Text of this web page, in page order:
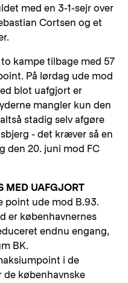
med en 3-1-sejr over
Cortsen og et
kampe tilbage med 57
På lørdag ude mod
blot uafgjort er
mangler kun den
stadig selv afgøre
- det kræver så en
den 20. juni mod FC
MED UAFGJORT
point ude mod B.93.
er københavnernes
endnu engang,
BK.
i de
de københavnske